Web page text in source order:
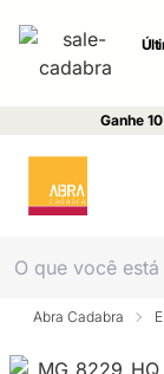
Ganhe
Abra Cadabra